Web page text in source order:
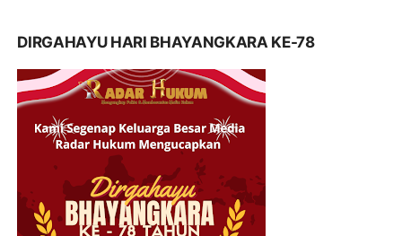
DIRGAHAYU HARI BHAYANGKARA KE-78